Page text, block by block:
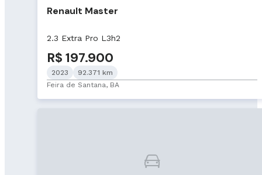
Renault Master
2.3 Extra Pro L3h2
R$ 197.900
2023
92.371 km
Feira de Santana, BA